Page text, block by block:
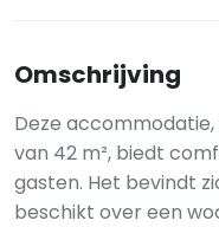
Omschrijving
Deze
van 42 m², biedt
gasten. Het bevindt
beschikt over een